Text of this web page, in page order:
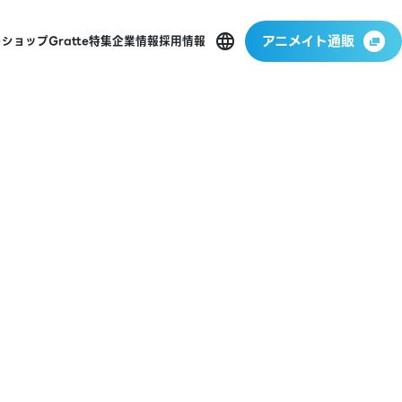
ョップGratte特集企業情報採用情報 アニメイト通販